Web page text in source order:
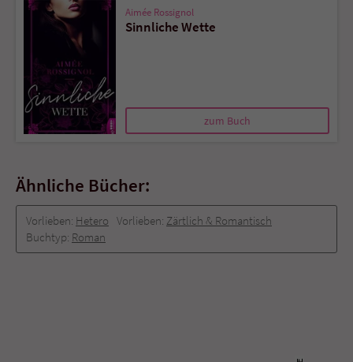
Aimée Rossignol
Sinnliche Wette
zum Buch
Ähnliche Bücher:
Vorlieben: Hetero Vorlieben: Zärtlich & Romantisch
Buchtyp: Roman